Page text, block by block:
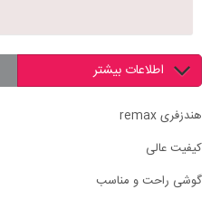
اطلاعات بیشتر
هندزفری remax
کیفیت عالی
گوشی راحت و مناسب